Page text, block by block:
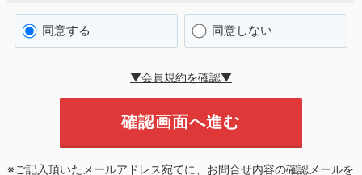
同意する 同意しない
▼会員規約を確認▼
※ご記入頂いたメールアドレス宛てに、お問合せ内容の確認メールを